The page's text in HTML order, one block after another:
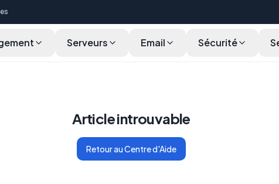
Serveurs Email Sécurité
Article introuvable
Retour au Centre d'Aide